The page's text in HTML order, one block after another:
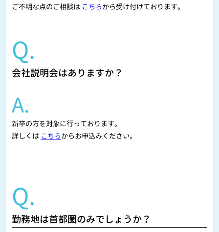
ご不明な点のご相談は こちらから受け付けております。
Q.
会社説明会はありますか？
A.
新卒の方を対象に行っております。
詳しくは こちらからお申込みください。
Q.
勤務地は首都圏のみでしょうか？